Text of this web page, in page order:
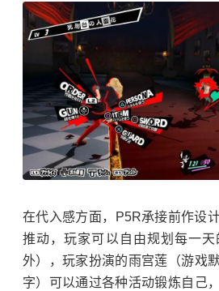
在代入感方面，P5R承接前作设
推动，玩家可以自由规划每一
外），玩家扮演的雨宫莲
（游戏
字）可以通过各种活动锻炼自己